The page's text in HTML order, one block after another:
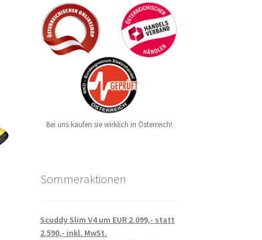
Bei uns kaufen sie wirklich in Österreich!
Sommeraktionen
Scuddy Slim V4 um EUR 2.099,- statt
2.590,- inkl. MwSt.